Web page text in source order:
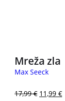
Mreža zla
Max Seeck
17,99€ 11,99 €